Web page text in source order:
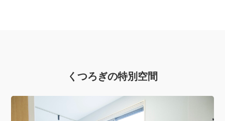
くつろぎの特別空間